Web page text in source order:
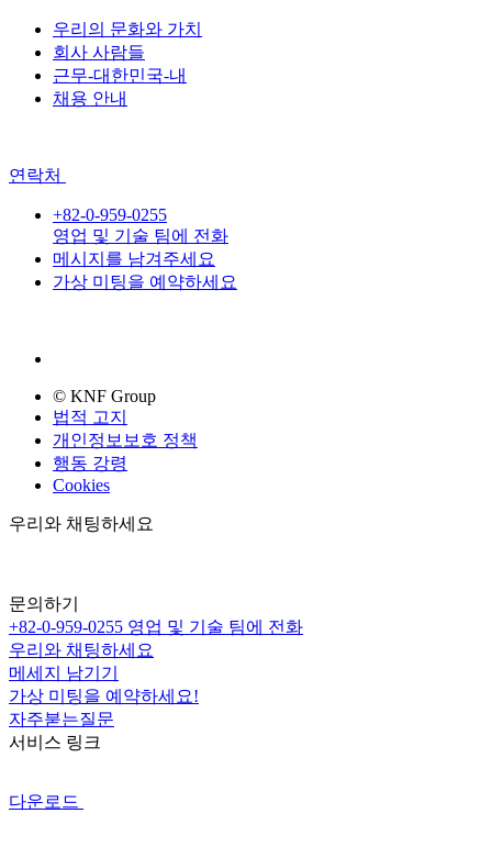
우리의 문화와 가치
회사 사람들
근무-대한민국-내
채용 안내
연락처
+82-0-959-0255
영업 및 기술 팀에 전화
메시지를 남겨주세요
가상 미팅을 예약하세요
© KNF Group
법적 고지
개인정보보호 정책
행동 강령
Cookies
우리와 채팅하세요
문의하기
+82-0-959-0255 영업 및 기술 팀에 전화
우리와 채팅하세요
메세지 남기기
가상 미팅을 예약하세요!
자주붇는질문
서비스 링크
다운로드